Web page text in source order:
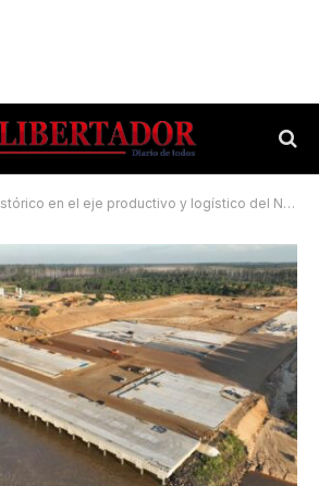
en el eje productivo y logístico del NEA